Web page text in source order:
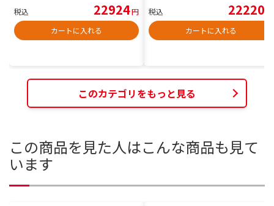
税込 22924円
カートに入れる
税込 22220
カートに入れる
このカテゴリをもっと見る
この商品を見た人はこんな商品も見て
います